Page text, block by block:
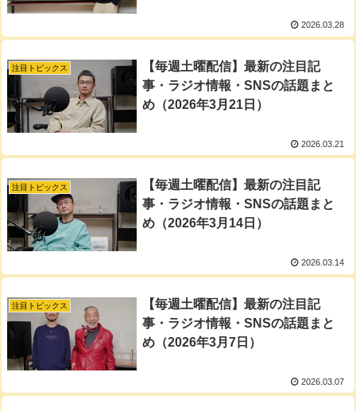
2026.03.28
注目トピックス
【毎週土曜配信】最新の注目記
事・ラジオ情報・SNSの話題まと
め（2026年3月21日）
2026.03.21
注目トピックス
【毎週土曜配信】最新の注目記
事・ラジオ情報・SNSの話題まと
め（2026年3月14日）
2026.03.14
注目トピックス
【毎週土曜配信】最新の注目記
事・ラジオ情報・SNSの話題まと
め（2026年3月7日）
2026.03.07